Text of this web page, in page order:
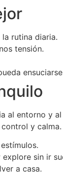
rutina diaria.
tensión.
entorno y
y calma.
sin ir
a casa.